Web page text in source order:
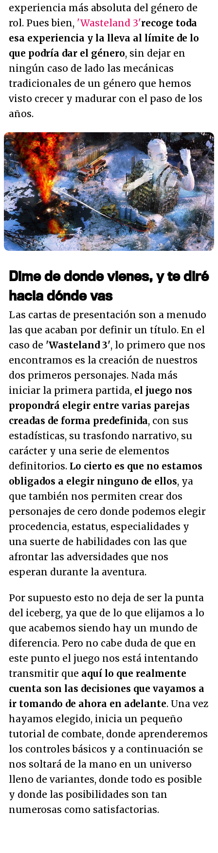
experiencia más absoluta del género de
rol. Pues bien, 'Wasteland 3'recoge toda
esa experiencia y la lleva al límite de lo
que podría dar el género, sin dejar en
ningún caso de lado las mecánicas
tradicionales de un género que hemos
visto crecer y madurar con el paso de los
años.
Dime de donde vienes, y te diré
hacia dónde vas
Las cartas de presentación son a menudo
las que acaban por definir un título. En el
caso de 'Wasteland 3', lo primero que nos
encontramos es la creación de nuestros
dos primeros personajes. Nada más
iniciar la primera partida, el juego nos
propondrá elegir entre varias parejas
creadas de forma predefinida, con sus
estadísticas, su trasfondo narrativo, su
carácter y una serie de elementos
definitorios. Lo cierto es que no estamos
obligados a elegir ninguno de ellos, ya
que también nos permiten crear dos
personajes de cero donde podemos elegir
procedencia, estatus, especialidades y
una suerte de habilidades con las que
afrontar las adversidades que nos
esperan durante la aventura.
Por supuesto esto no deja de ser la punta
del iceberg, ya que de lo que elijamos a lo
que acabemos siendo hay un mundo de
diferencia. Pero no cabe duda de que en
este punto el juego nos está intentando
transmitir que aquí lo que realmente
cuenta son las decisiones que vayamos a
ir tomando de ahora en adelante. Una vez
hayamos elegido, inicia un pequeño
tutorial de combate, donde aprenderemos
los controles básicos y a continuación se
nos soltará de la mano en un universo
lleno de variantes, donde todo es posible
y donde las posibilidades son tan
numerosas como satisfactorias.